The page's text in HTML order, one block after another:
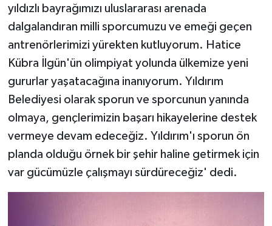
yıldızlı bayrağımızı uluslararası arenada
dalgalandıran milli sporcumuzu ve emeği geçen
antrenörlerimizi yürekten kutluyorum. Hatice
Kübra İlgün'ün olimpiyat yolunda ülkemize yeni
gururlar yaşatacağına inanıyorum. Yıldırım
Belediyesi olarak sporun ve sporcunun yanında
olmaya, gençlerimizin başarı hikayelerine destek
vermeye devam edeceğiz. Yıldırım'ı sporun ön
planda olduğu örnek bir şehir haline getirmek için
var gücümüzle çalışmayı sürdüreceğiz' dedi.